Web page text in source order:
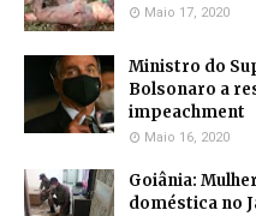
Maio 17, 2020
Ministro do
Bolsonaro a
impeachment
Maio 16, 2020
Goiânia:
doméstica no